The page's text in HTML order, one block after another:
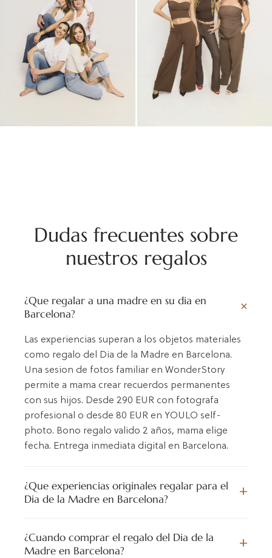
Dudas frecuentes sobre
nuestros regalos
¿Que regalar a una madre en su dia en
Barcelona?
Las experiencias superan a los objetos materiales
como regalo del Dia de la Madre en Barcelona.
Una sesion de fotos familiar en WonderStory
permite a mama crear recuerdos permanentes
con sus hijos. Desde 290 EUR con fotografa
profesional o desde 80 EUR en YOULO self-
photo. Bono regalo valido 2 años, mama elige
fecha. Entrega inmediata digital en Barcelona.
¿Que experiencias originales regalar para el
Dia de la Madre en Barcelona?
¿Cuando comprar el regalo del Dia de la
Madre en Barcelona?